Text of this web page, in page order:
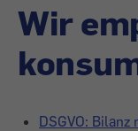
Wir
DSGVO: